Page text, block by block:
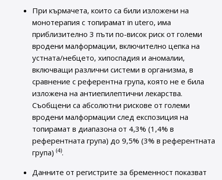
При кърмачета, които са били изложени на
монотерапия с топирамат in utero, има
приблизително 3 пъти по-висок риск от големи
вродени малформации, включително цепка на
устната/небцето, хипоспадия и аномалии,
включващи различни системи в организма, в
сравнение с референтна група, която не е била
изложена на антиепилептични лекарства.
Съобщени са абсолютни рискове от големи
вродени малформации след експозиция на
топирамат в диапазона от 4,3% (1,4% в
референтната група) до 9,5% (3% в референтната
група)(4).
Данните от регистрите за бременност показват